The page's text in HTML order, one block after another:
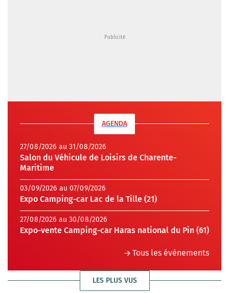
AGENDA
27/08/2026 au 31/08/2026
Salon du Véhicule de Loisirs de Charente-
Maritime
03/09/2026 au 07/09/2026
Expo Camping-car Lac de la Tille (21)
27/08/2026 au 30/08/2026
Expo-vente Camping-car Haras national du Pin (61)
Tous les évènements
LES PLUS VUS